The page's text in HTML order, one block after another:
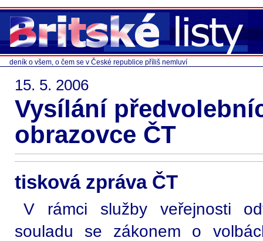
deník o všem, o čem se v České republice příliš nemluví
15. 5. 2006
Vysílání
obrazovce ČT
tisková zpráva ČT
V rámci služby veřejnosti
souladu se zákonem o